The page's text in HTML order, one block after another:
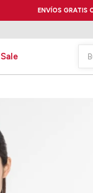
ENVÍOS GRATIS
Sale